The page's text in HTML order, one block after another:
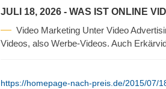
JULI 18, 2026 - WAS IST ONLINE
Video Marketing Unter Video
Videos, also Werbe-Videos. Auch
https://homepage-nach-preis.de/2015/07/